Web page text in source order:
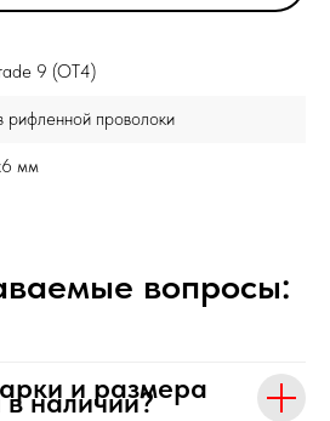
9 (ОТ4)
рифленной проволоки
мм
вопросы:
и размера
в наличии?